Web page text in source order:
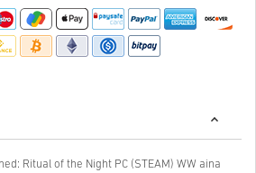
Ritual of the Night PC (STEAM) WW aina